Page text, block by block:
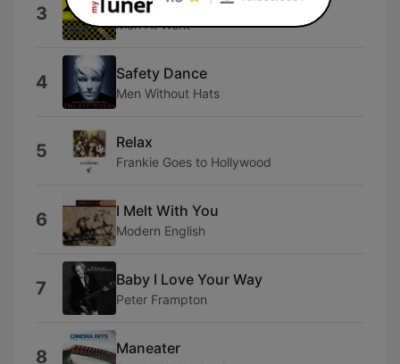
3 Who Can It Be Now?
Men At Work
4 Safety Dance
Men Without Hats
5 Relax
Frankie Goes to Hollywood
6 I Melt With You
Modern English
7 Baby I Love Your Way
Peter Frampton
8 Maneater